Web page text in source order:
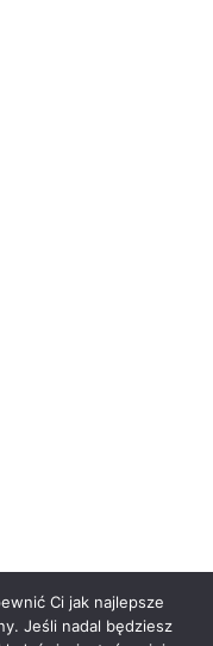
Ci jak najlepsze
Jeśli nadal będziesz